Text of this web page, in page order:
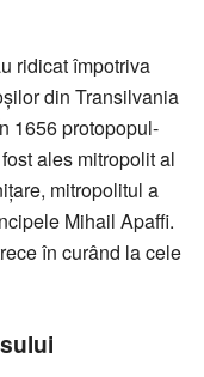
ridicat împotriva
din Transilvania
1656 protopopul-
ales mitropolit al
mitropolitul a
Mihail Apaffi.
în curând la cele